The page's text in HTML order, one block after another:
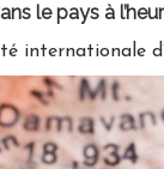
le pays à
internationale